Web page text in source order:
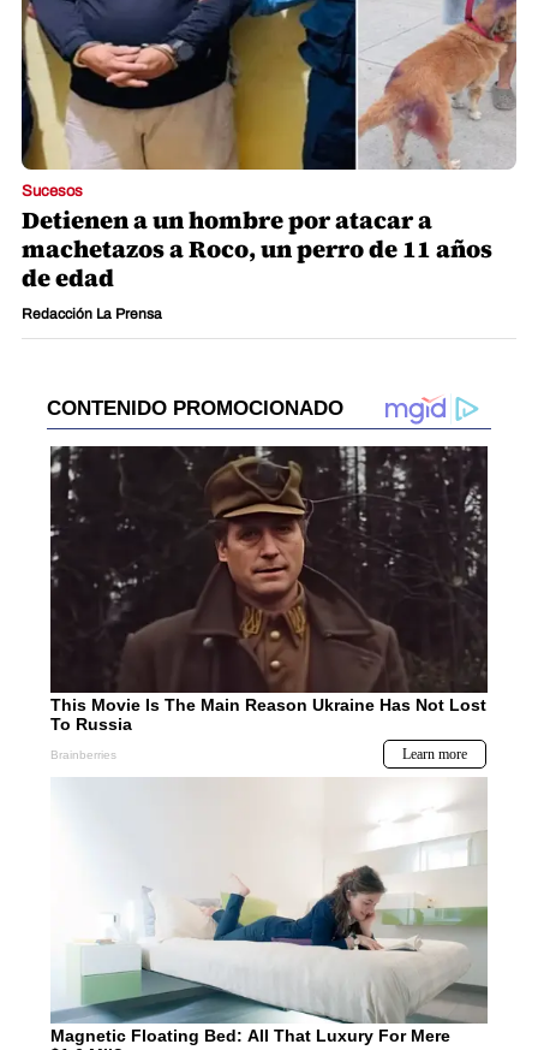
Sucesos
Detienen a un hombre por atacar a
machetazos a Roco, un perro de 11 años
de edad
Redacción La Prensa